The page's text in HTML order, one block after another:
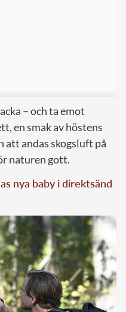
– och ta emot
en smak av höstens
andas skogsluft på
naturen gott.
nya baby i direktsänd